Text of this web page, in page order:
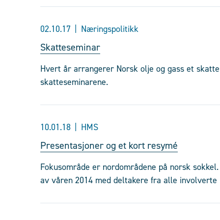
02.10.17 Næringspolitikk
Skatteseminar
Hvert år arrangerer Norsk olje og gass et
skatteseminarene.
10.01.18 HMS
Presentasjoner og et kort resymé
Fokusområde er nordområdene på norsk
av våren 2014 med deltakere fra alle